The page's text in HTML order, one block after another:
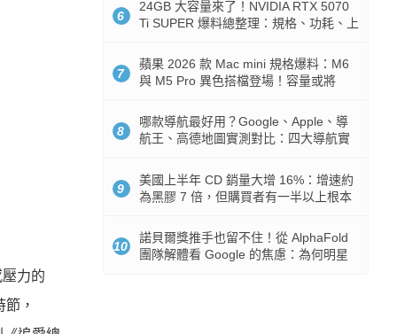
力的
，
6
24GB 大容量來了！NVIDIA RTX 5070
Ti SUPER 爆料總整理：規格、功耗、上
7
蘋果 2026 款 Mac mini 規格爆料：M6
與 M5 Pro 異色搭檔登場！容量或將
8
哪款導航最好用？Google、Apple、導
航王、高德地圖實測對比：四大導航實
9
美國上半年 CD 銷量大增 16%：增速約
為黑膠 7 倍，但購買者有一半以上根本
10
諾貝爾獎推手也留不住！從 AlphaFold
團隊解體看 Google 的焦慮：為何明星